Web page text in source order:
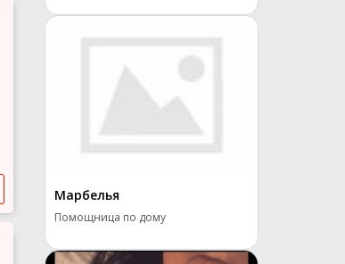
Марбелья
Помощница по дому